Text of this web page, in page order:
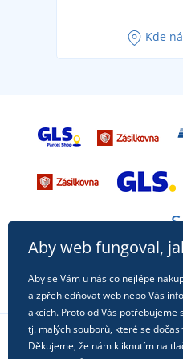
Kde
Sledujte nás na
Aby web fungoval,
Aby se Vám u nás co nejlépe
a zpřehledňovat web nebo Vás
akcích. Proto od Vás potřebujeme
tj. malých souborů, které se
Děkujeme, že nám kliknutím na